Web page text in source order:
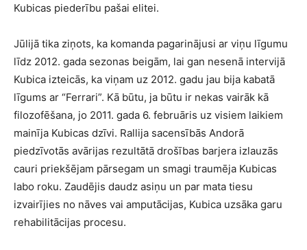
Kubicas piederību pašai elitei.
Jūlijā tika ziņots, ka komanda pagarinājusi ar viņu līgumu
līdz 2012. gada sezonas beigām, lai gan nesenā intervijā
Kubica izteicās, ka viņam uz 2012. gadu jau bija kabatā
līgums ar “Ferrari”. Kā būtu, ja būtu ir nekas vairāk kā
filozofēšana, jo 2011. gada 6. februāris uz visiem laikiem
mainīja Kubicas dzīvi. Rallija sacensībās Andorā
piedzīvotās avārijas rezultātā drošības barjera izlauzās
cauri priekšējam pārsegam un smagi traumēja Kubicas
labo roku. Zaudējis daudz asiņu un par mata tiesu
izvairījies no nāves vai amputācijas, Kubica uzsāka garu
rehabilitācijas procesu.